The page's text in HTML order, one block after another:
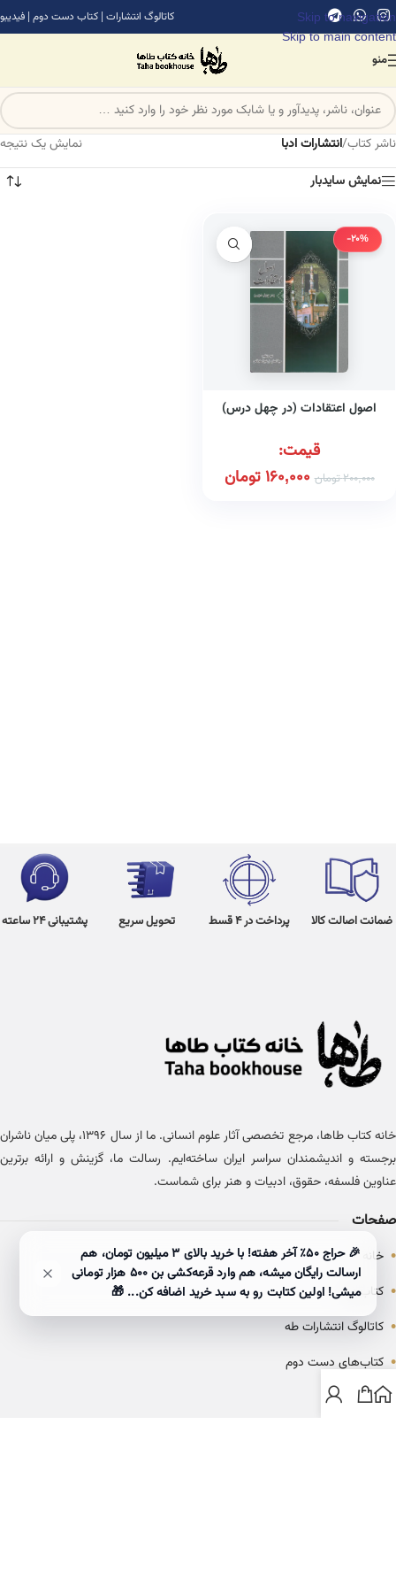
Skip to navigation
Skip to main content
کاتالوگ انتشارات | کتاب دست دوم | فیدیبو
منو
ناشر کتاب/انتشارات ادبا
نمایش یک نتیجه
نمایش سایدبار
-20%
اصول اعتقادات (در چهل درس)
قیمت:
200,000تومان 160,000تومان
ضمانت اصالت کالا پرداخت در 4 قسط تحویل سریع پشتیبانی 24 ساعته
خانه کتاب طاها، مرجع تخصصی آثار علوم انسانی. ما از سال ۱۳۹۶، پلی میان ناشران
برجسته و اندیشمندان سراسر ایران ساخته‌ایم. رسالت ما، گزینش و ارائه برترین
عناوین فلسفه، حقوق، ادبیات و هنر برای شماست.
صفحات
• خانه
• کتاب‌ها
• کاتالوگ انتشارات طه
• کتاب‌های دست دوم
• بلاگ
🎉 حراج ۵۰٪ آخر هفته! با خرید بالای 3 میلیون تومان، هم
ارسالت رایگان میشه، هم وارد قرعه‌کشی بن ۵۰۰ هزار تومانی
میشی! اولین کتابت رو به سبد خرید اضافه کن... 🎁